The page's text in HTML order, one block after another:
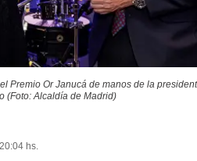
Premio Or Janucá de manos de la
(Foto: Alcaldía de Madrid)
hs.